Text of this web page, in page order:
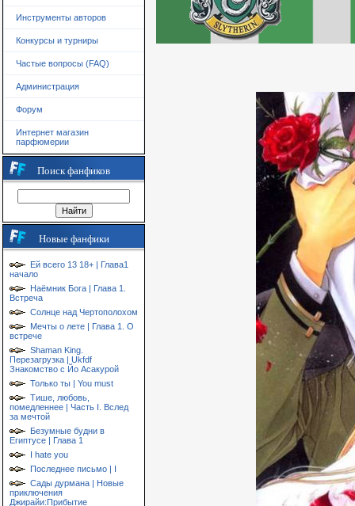
Инструменты авторов
Конкурсы и турниры
Частые вопросы (FAQ)
Администрация
Форум
Интернет магазин
парфюмерии
Поиск фанфиков
Новые фанфики
Ей всего 13 18+ | Глава1
начало
Наёмник Бога | Глава 1.
Встреча
Солнце над Чертополохом
Мечты о лете | Глава 1. О
встрече
Shaman King.
Перезагрузка | Ukfdf
Знакомство с Йо Асакурой
Только ты | You must
Тише, любовь,
помедленнее | Часть I. Вслед
за мечтой
Безумные будни в
Египтусе | Глава 1
I hate you
Последнее письмо | I
Сады дурмана | Новые
приключения
Джирайи:Прибытие